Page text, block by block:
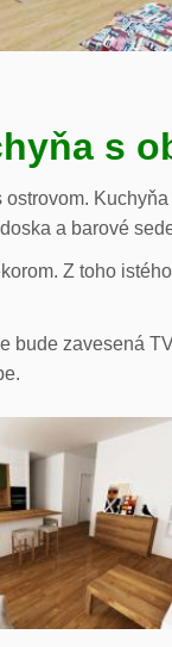
s
a barové
Z toho
bude zavesená